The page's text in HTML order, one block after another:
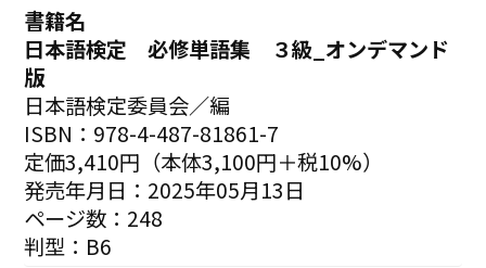
書籍名
日本語検定 必修単語集 ３級_オンデマンド
版
日本語検定委員会／編
ISBN：978-4-487-81861-7
定価3,410円（本体3,100円＋税10%）
発売年月日：2025年05月13日
ページ数：248
判型：B6